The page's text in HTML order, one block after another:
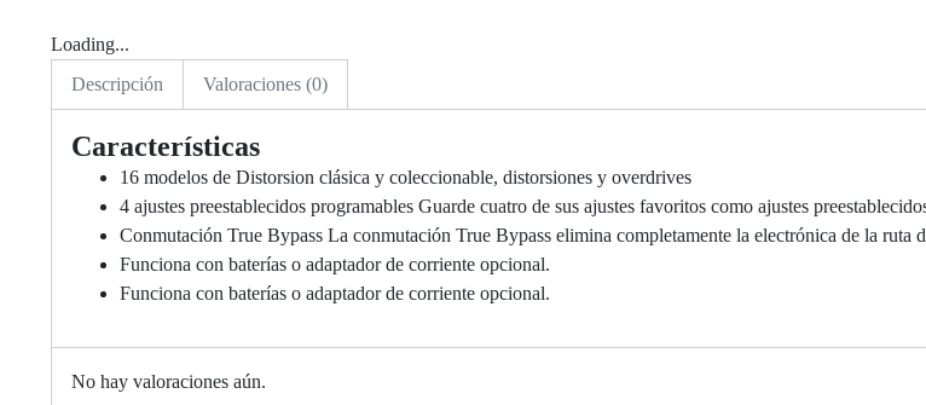
Loading...
Descripción
Valoraciones (0)
Características
16 modelos de Distorsion clásica y coleccionable, distorsiones y overdrives
4 ajustes preestablecidos programables Guarde cuatro de sus ajustes favoritos como ajustes
Conmutación True Bypass La conmutación True Bypass elimina completamente la electrónica de la ruta
Funciona con baterías o adaptador de corriente opcional.
Funciona con baterías o adaptador de corriente opcional.
No hay valoraciones aún.